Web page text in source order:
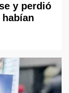
y perdió